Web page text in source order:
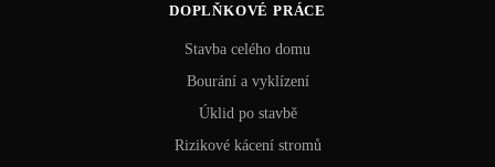
DOPLŇKOVÉ PRÁCE
Stavba celého domu
Bourání a vyklízení
Úklid po stavbě
Rizikové kácení stromů